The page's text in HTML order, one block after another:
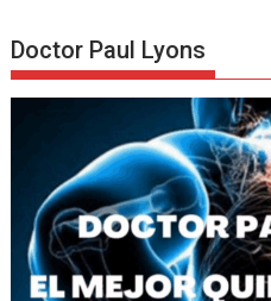
Doctor Paul Lyons